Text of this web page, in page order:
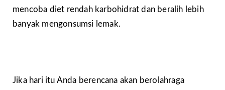
mencoba diet rendah karbohidrat dan beralih lebih
banyak mengonsumsi lemak.
Jika hari itu Anda berencana akan berolahraga